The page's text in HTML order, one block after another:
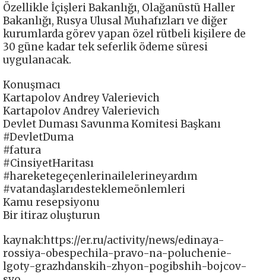
Özellikle İçişleri Bakanlığı, Olağanüstü Haller
Bakanlığı, Rusya Ulusal Muhafızları ve diğer
kurumlarda görev yapan özel rütbeli kişilere de
30 güne kadar tek seferlik ödeme süresi
uygulanacak.
Konuşmacı
Kartapolov Andrey Valerievich
Kartapolov Andrey Valerievich
Devlet Duması Savunma Komitesi Başkanı
#DevletDuma
#fatura
#CinsiyetHaritası
#hareketegeçenlerinailelerineyardım
#vatandaşlarıdesteklemeönlemleri
Kamu resepsiyonu
Bir itiraz oluşturun
kaynak:https://er.ru/activity/news/edinaya-
rossiya-obespechila-pravo-na-poluchenie-
lgoty-grazhdanskih-zhyon-pogibshih-bojcov-